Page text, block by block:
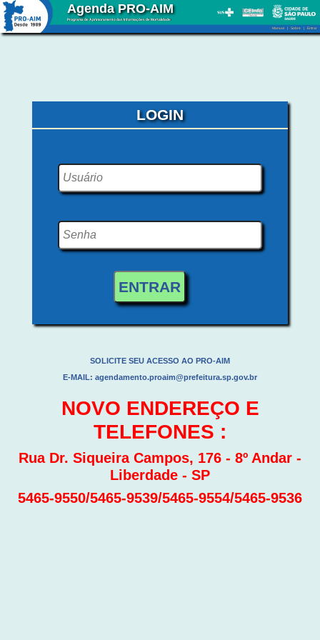
Agenda PRO-AIM
Programa de Aprimoramento das Informações de Mortalidade
Manual Sobre| Entrar
LOGIN
ENTRAR
SOLICITE SEU ACESSO AO PRO-AIM
E-MAIL: agendamento.proaim@prefeitura.sp.gov.br
NOVO ENDEREÇO E
TELEFONES :
Rua Dr. Siqueira Campos, 176 - 8º Andar -
Liberdade - SP
5465-9550/5465-9539/5465-9554/5465-9536